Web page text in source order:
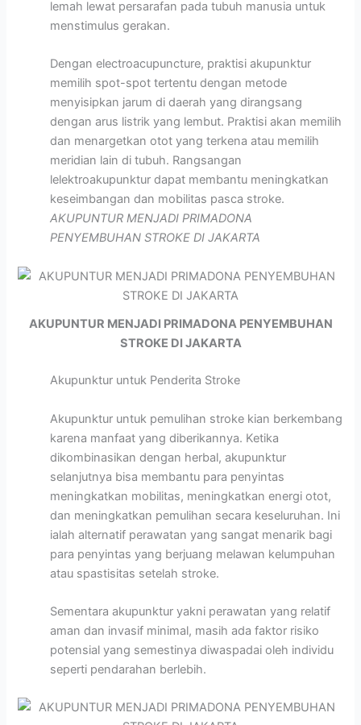
lemah lewat persarafan pada tubuh manusia untuk
menstimulus gerakan.
Dengan electroacupuncture, praktisi akupunktur
memilih spot-spot tertentu dengan metode
menyisipkan jarum di daerah yang dirangsang
dengan arus listrik yang lembut. Praktisi akan memilih
dan menargetkan otot yang terkena atau memilih
meridian lain di tubuh. Rangsangan
lelektroakupunktur dapat membantu meningkatkan
keseimbangan dan mobilitas pasca stroke.
AKUPUNTUR MENJADI PRIMADONA
PENYEMBUHAN STROKE DI JAKARTA
AKUPUNTUR MENJADI PRIMADONA PENYEMBUHAN
STROKE DI JAKARTA
Akupunktur untuk Penderita Stroke
Akupunktur untuk pemulihan stroke kian berkembang
karena manfaat yang diberikannya. Ketika
dikombinasikan dengan herbal, akupunktur
selanjutnya bisa membantu para penyintas
meningkatkan mobilitas, meningkatkan energi otot,
dan meningkatkan pemulihan secara keseluruhan. Ini
ialah alternatif perawatan yang sangat menarik bagi
para penyintas yang berjuang melawan kelumpuhan
atau spastisitas setelah stroke.
Sementara akupunktur yakni perawatan yang relatif
aman dan invasif minimal, masih ada faktor risiko
potensial yang semestinya diwaspadai oleh individu
seperti pendarahan berlebih.